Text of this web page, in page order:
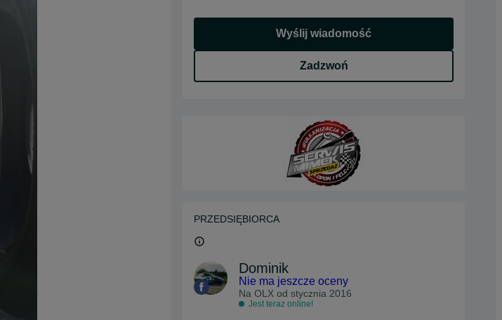
Wyślij wiadomość
Zadzwoń
PRZEDSIĘBIORCA
Dominik
Nie ma jeszcze oceny
Na OLX od stycznia 2016
Jest teraz online!